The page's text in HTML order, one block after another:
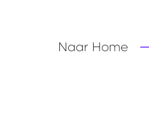
Naar Home